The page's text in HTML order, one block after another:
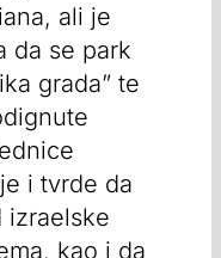
ali je
da se park
grada” te
i tvrde da
izraelske
kao i da